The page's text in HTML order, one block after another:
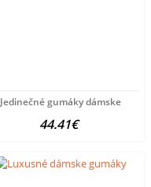
Jedinečné gumáky dámske
44.41€